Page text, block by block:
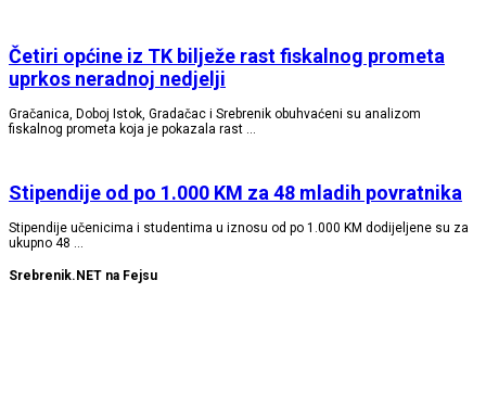
Četiri općine iz TK bilježe rast fiskalnog prometa
uprkos neradnoj nedjelji
Gračanica, Doboj Istok, Gradačac i Srebrenik obuhvaćeni su analizom
fiskalnog prometa koja je pokazala rast …
Stipendije od po 1.000 KM za 48 mladih povratnika
Stipendije učenicima i studentima u iznosu od po 1.000 KM dodijeljene su za
ukupno 48 …
Srebrenik.NET na Fejsu